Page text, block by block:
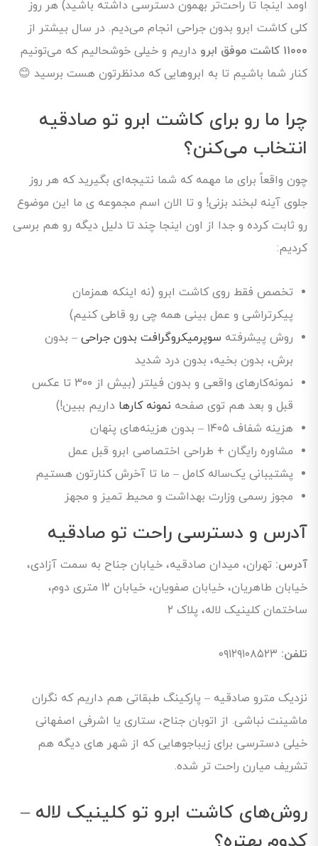
اومد اینجا تا راحت‌تر بهمون دسترسی داشته باشید) هر روز
کلی کاشت ابرو بدون جراحی انجام می‌دیم. در سال بیشتر از
۱۱۰۰۰ کاشت موفق ابرو
داریم و خیلی خوشحالیم که می‌تونیم
کنار شما باشیم تا به ابروهایی که مدنظرتون هست برسید 😊
چرا ما رو برای کاشت ابرو تو صادقیه
انتخاب می‌کنن؟
چون واقعاً برای ما مهمه که شما نتیجه‌ای بگیرید که هر روز
جلوی آینه لبخند بزنی! و تا الان اسم مجموعه ی ما این موضوع
رو ثابت کرده و جدا از اون اینجا چند تا دلیل دیگه رو هم برسی
کردیم:
تخصص فقط روی کاشت ابرو (نه اینکه همزمان
پیکرتراشی و عمل بینی همه چی رو قاطی کنیم)
روش پیشرفته سوپرمیکروگرافت بدون جراحی – بدون
برش، بدون بخیه، بدون درد شدید
نمونه‌کارهای واقعی و بدون فیلتر (بیش از ۳۰۰ تا عکس
قبل و بعد هم توی صفحه نمونه کارها داریم ببین!)
هزینه شفاف ۱۴۰۵ – بدون هزینه‌های پنهان
مشاوره رایگان + طراحی اختصاصی ابرو قبل عمل
پشتیبانی یک‌ساله کامل – ما تا آخرش کنارتون هستیم
مجوز رسمی وزارت بهداشت و محیط تمیز و مجهز
آدرس و دسترسی راحت تو صادقیه
آدرس: تهران، میدان صادقیه، خیابان جناح به سمت آزادی،
خیابان طاهریان، خیابان صفویان، خیابان ۱۲ متری دوم،
ساختمان کلینیک لاله، پلاک ۲
تلفن:
نزدیک مترو صادقیه – پارکینگ طبقاتی هم داریم که نگران
ماشینت نباشی. از اتوبان جناح، ستاری یا اشرفی اصفهانی
خیلی دسترسی برای زیباجوهایی که از شهر های دیگه هم
تشریف میارن راحت تر شده.
روش‌های کاشت ابرو تو کلینیک لاله –